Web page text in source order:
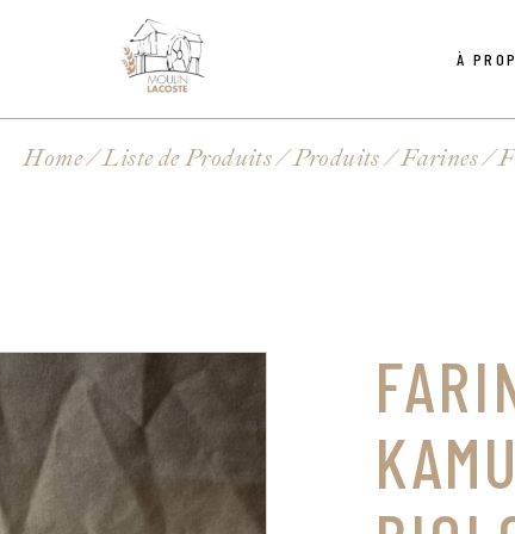
À
Politique de confidentialité
Grains
Mélanges et
Équipe
Home Liste de Produits Produits Farines